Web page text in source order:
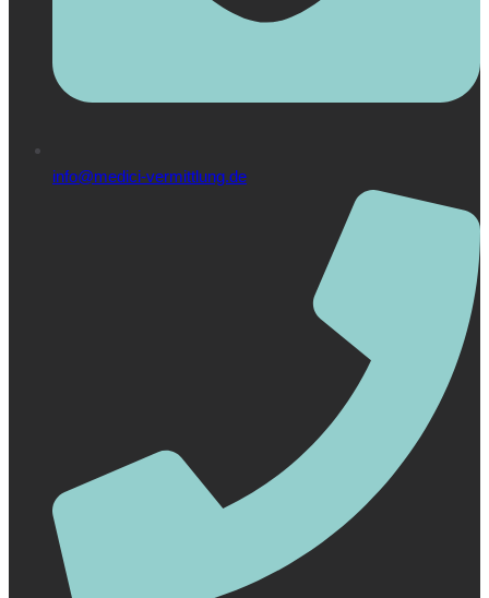
info@medici-vermittlung.de